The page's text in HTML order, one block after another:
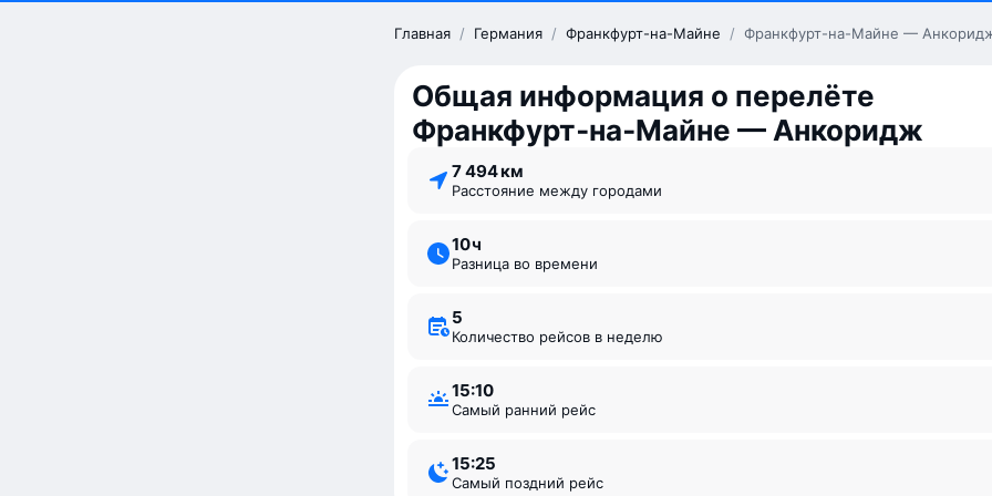
Главная / Германия / Франкфурт-на-Майне / Франкфурт-на-Майне —
Общая информация о перелёте
Франкфурт‑на‑Майне — Анкоридж
7 494 км
Расстояние между городами
10 ⁠ч
Разница во времени
5
Количество рейсов в неделю
15:10
Самый ранний рейс
15:25
Самый поздний рейс